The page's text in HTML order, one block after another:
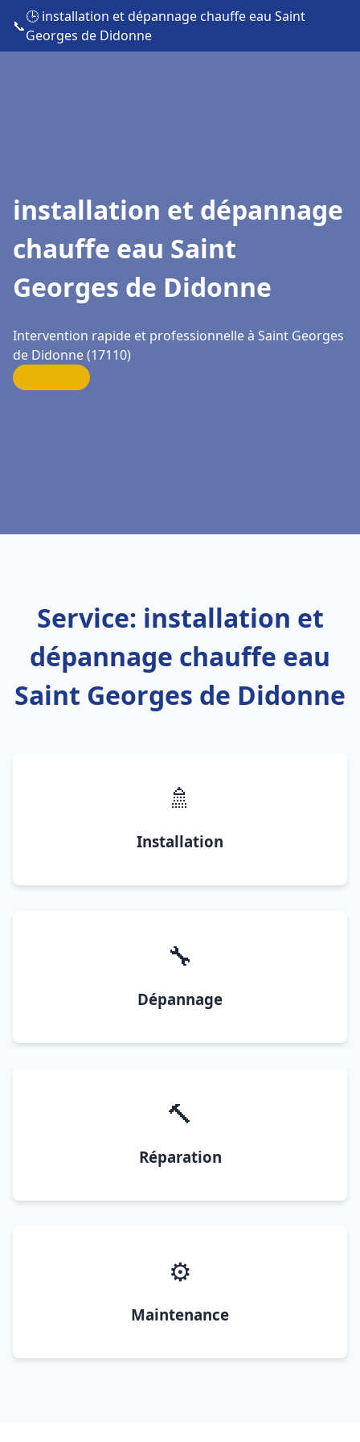
📞
🕒 installation et dépannage chauffe eau Saint
Georges de Didonne
installation et dépannage
chauffe eau Saint
Georges de Didonne
Intervention rapide et professionnelle à Saint Georges
de Didonne (17110)
Service: installation et
dépannage chauffe eau
Saint Georges de Didonne
🚿
Installation
🔧
Dépannage
🔨
Réparation
⚙️
Maintenance